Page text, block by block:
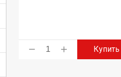
Купить